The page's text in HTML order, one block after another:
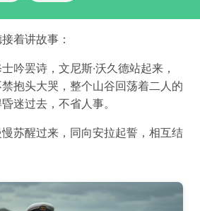
着讲故事：
吟罢诗，文尼斯·沃久德站起来，
抱头大哭，整个山谷回荡着二人的
迷过去，不省人事。
苏醒过来，同向安拉起誓，相互结